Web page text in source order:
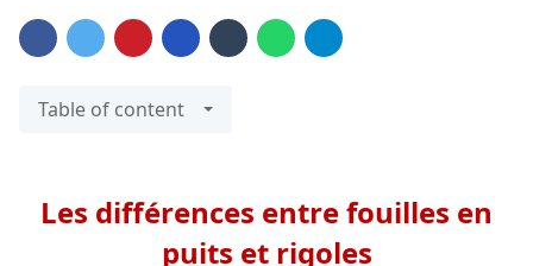
Table of content
Les différences entre fouilles en
puits et rigoles